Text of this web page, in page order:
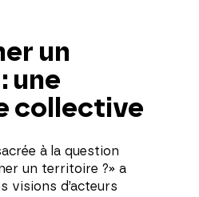
un
une
collective
à la question
un territoire ?» a
visions d’acteurs